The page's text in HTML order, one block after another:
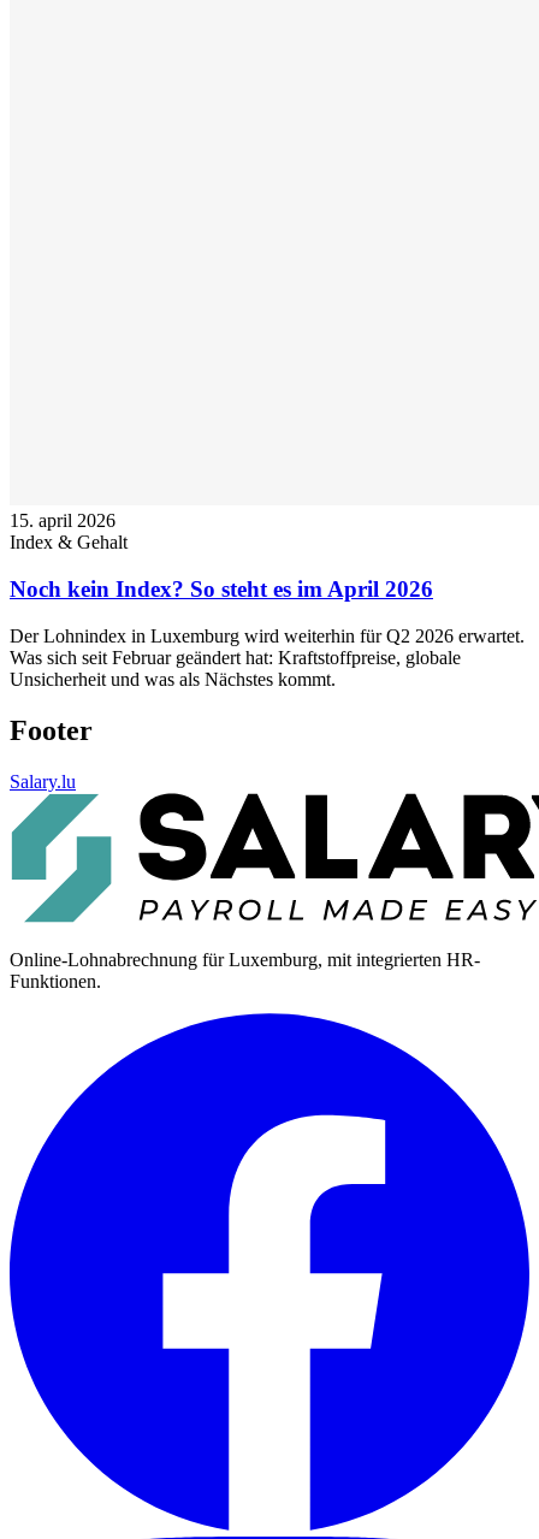
15. april 2026
Index & Gehalt
Noch kein Index? So steht es im April 2026
Der Lohnindex in Luxemburg wird weiterhin für Q2 2026 erwartet.
Was sich seit Februar geändert hat: Kraftstoffpreise, globale
Unsicherheit und was als Nächstes kommt.
Footer
Salary.lu
Online-Lohnabrechnung für Luxemburg, mit integrierten HR-
Funktionen.